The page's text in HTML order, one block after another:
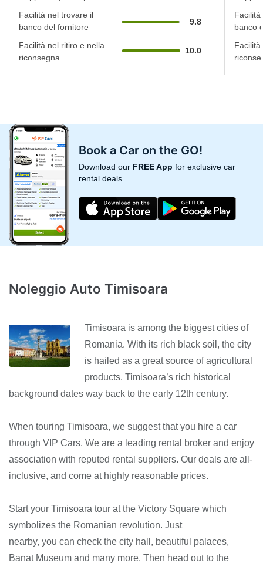
Facilità nel trovare il
banco del fornitore
9.8
Facilità nel ritiro e nella
riconsegna
10.0
banco
Book a Car on the GO!
Download our FREE App for exclusive car
rental deals.
Noleggio Auto Timisoara
Timisoara is among the biggest cities of
Romania. With its rich black soil, the city
is hailed as a great source of agricultural
products. Timisoara’s rich historical
background dates way back to the early 12th century.
When touring Timisoara, we suggest that you hire a car
through VIP Cars. We are a leading rental broker and enjoy
association with reputed rental suppliers. Our deals are all-
inclusive, and come at highly reasonable prices.
Start your Timisoara tour at the Victory Square which
symbolizes the Romanian revolution. Just
nearby, you can check the city hall, beautiful palaces,
Banat Museum and many more. Then head out to the